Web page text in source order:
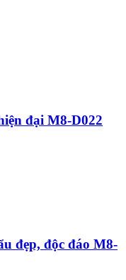
đại M8-D022
đẹp, độc đáo M8-